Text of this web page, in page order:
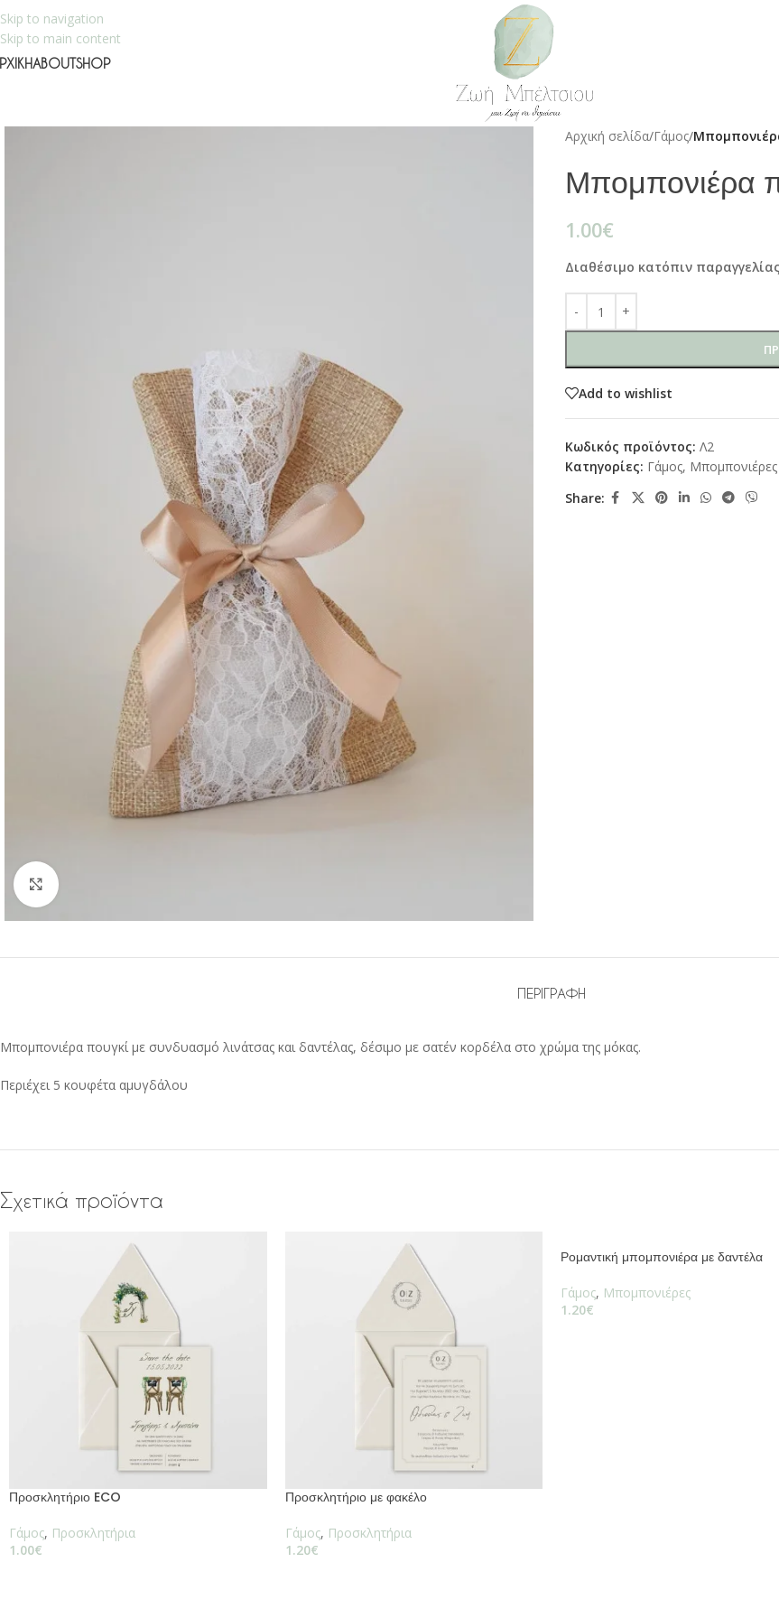
Skip to navigation
Skip to main content
ABOUTSHOP
Αρχική σελίδα/Γάμος/
Μπομπονιέρα
1.00€
Διαθέσιμο κατόπιν παραγγελίας
Add to wishlist
Κωδικός προϊόντος: Λ2
Κατηγορίες: Γάμος, Μπομπονιέρες
Share:
ΠΕΡΙΓΡΑΦΉ
Μπομπονιέρα πουγκί με συνδυασμό λινάτσας και δαντέλας, δέσιμο με σατέν κορδέλα στο χρώμα της μόκας.
Περιέχει 5 κουφέτα αμυγδάλου
Σχετικά προϊόντα
Προσκλητήριο ECO
Γάμος, Προσκλητήρια
1.00€
Προσκλητήριο με φακέλο
Γάμος, Προσκλητήρια
1.20€
Ρομαντική μπομπονιέρα με δαντέλα
Γάμος, Μπομπονιέρες
1.20€